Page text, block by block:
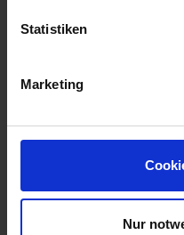
Statistiken
Marketing
Nur
Ihre
Ihre Buchungsanfrage
DATUM
MS Alena